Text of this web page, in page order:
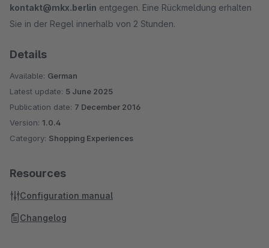
kontakt@mkx.berlin entgegen. Eine Rückmeldung erhalten
Sie in der Regel innerhalb von 2 Stunden.
Details
Available: German
Latest update: 5 June 2025
Publication date: 7 December 2016
Version: 1.0.4
Category: Shopping Experiences
Resources
Configuration manual
Changelog